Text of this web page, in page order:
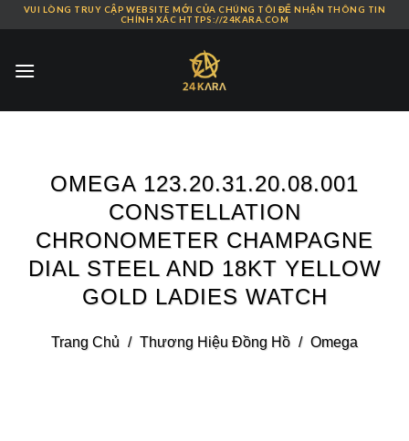
Skip
content
VUI LÒNG TRUY CẬP WEBSITE MỚI CỦA CHÚNG TÔI ĐỂ NHẬN THÔNG TIN
CHÍNH XÁC HTTPS://24KARA.COM
OMEGA 123.20.31.20.08.001
CONSTELLATION
CHRONOMETER CHAMPAGNE
DIAL STEEL AND 18KT YELLOW
GOLD LADIES WATCH
Trang Chủ / Thương Hiệu Đồng Hồ / Omega